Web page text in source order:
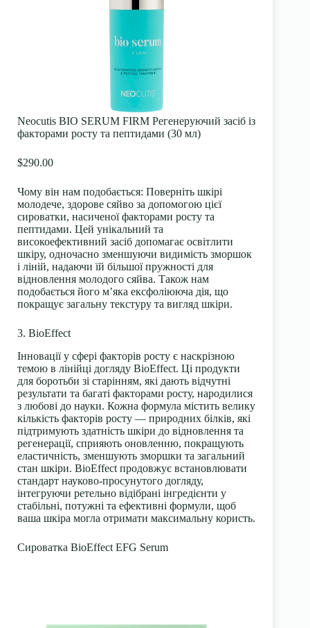
Neocutis BIO SERUM FIRM Регенеруючий засіб із
факторами росту та пептидами (30 мл)
$290.00
Чому він нам подобається: Поверніть шкірі
молодече, здорове сяйво за допомогою цієї
сироватки, насиченої факторами росту та
пептидами. Цей унікальний та
високоефективний засіб допомагає освітлити
шкіру, одночасно зменшуючи видимість зморшок
і ліній, надаючи їй більшої пружності для
відновлення молодого сяйва. Також нам
подобається його м’яка ексфоліююча дія, що
покращує загальну текстуру та вигляд шкіри.
3. BioEffect
Інновації у сфері факторів росту є наскрізною
темою в лінійці догляду BioEffect. Ці продукти
для боротьби зі старінням, які дають відчутні
результати та багаті факторами росту, народилися
з любові до науки. Кожна формула містить велику
кількість факторів росту — природних білків, які
підтримують здатність шкіри до відновлення та
регенерації, сприяють оновленню, покращують
еластичність, зменшують зморшки та загальний
стан шкіри. BioEffect продовжує встановлювати
стандарт науково-просунутого догляду,
інтегруючи ретельно відібрані інгредієнти у
стабільні, потужні та ефективні формули, щоб
ваша шкіра могла отримати максимальну користь.
Сироватка BioEffect EFG Serum